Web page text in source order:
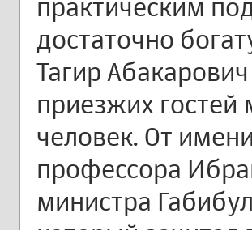
практическим
достаточно
Тагир
приезжих
человек. От
профессора
министра